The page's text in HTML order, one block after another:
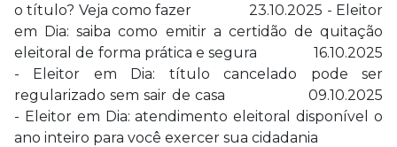
o título? Veja como fazer 23.10.2025 - Eleitor
em Dia: saiba como emitir a certidão de quitação
eleitoral de forma prática e segura 16.10.2025
- Eleitor em Dia: título cancelado pode ser
regularizado sem sair de casa 09.10.2025
- Eleitor em Dia: atendimento eleitoral disponível o
ano inteiro para você exercer sua cidadania